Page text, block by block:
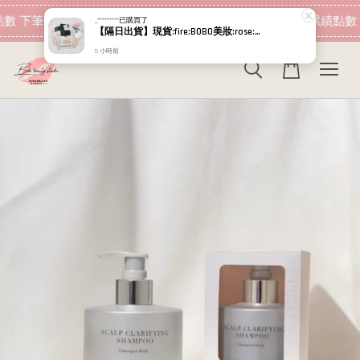
下筆消費即可折抵 現在去購物！ 加入會員 消費即可累績點數